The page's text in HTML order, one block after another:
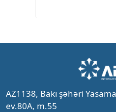
AZ1138, Bakı şəhəri
ev.80A, m.55